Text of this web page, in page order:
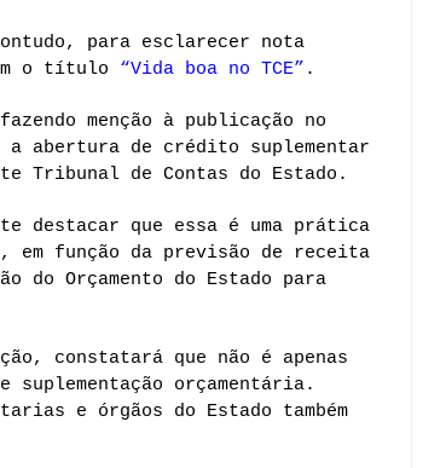
para esclarecer nota
o título “Vida boa no TCE” .
menção à publicação no
abertura de crédito suplementar
Tribunal de Contas do Estado.
destacar que essa é uma prática
em função da previsão de receita
do Orçamento do Estado para
constatará que não é apenas
suplementação orçamentária.
e órgãos do Estado também